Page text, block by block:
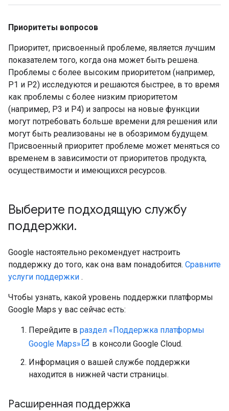
Приоритеты вопросов
Приоритет, присвоенный проблеме, является лучшим
показателем того, когда она может быть решена.
Проблемы с более высоким приоритетом (например,
P1 и P2) исследуются и решаются быстрее, в то время
как проблемы с более низким приоритетом
(например, P3 и P4) и запросы на новые функции
могут потребовать больше времени для решения или
могут быть реализованы не в обозримом будущем.
Присвоенный приоритет проблеме может меняться со
временем в зависимости от приоритетов продукта,
осуществимости и имеющихся ресурсов.
Выберите подходящую службу
поддержки.
Google настоятельно рекомендует настроить
поддержку до того, как она вам понадобится. Сравните
услуги поддержки .
Чтобы узнать, какой уровень поддержки платформы
Google Maps у вас сейчас есть:
Перейдите в раздел «Поддержка платформы
Google Maps»
в консоли Google Cloud.
Информация о вашей службе поддержки
находится в нижней части страницы.
Расширенная поддержка